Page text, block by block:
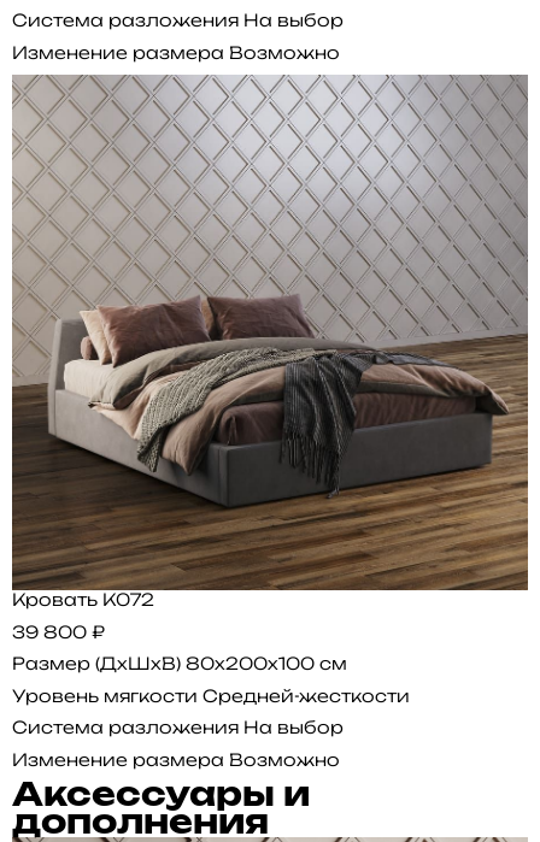
Система разложения На выбор
Изменение размера Возможно
Кровать K072
39 800 ₽
Размер (ДхШхВ) 80x200x100 см
Уровень мягкости Средней-жесткости
Система разложения На выбор
Изменение размера Возможно
Аксессуары и
дополнения